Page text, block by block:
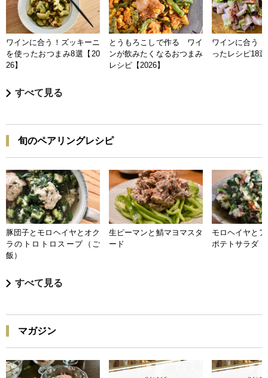
ワインに合う！ズッキーニ
を使ったおつまみ8選【20
26】
とうもろこしで作る ワイ
ンが飲みたくなるおつまみ
レシピ【2026】
ワインに合う
ったレシピ18
すべて見る
旬のペアリングレシピ
豚団子とモロヘイヤとオク
ラのトロトロスープ（ご
飯）
生ピーマンと鯖マヨマスタ
ード
モロヘイヤと
ポテトサラダ
すべて見る
マガジン